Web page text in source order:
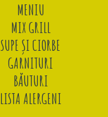
MENIU
MIX GRILL
SUPE ȘI CIORBE
GARNITURI
BĂUTURI
LISTA ALERGENI